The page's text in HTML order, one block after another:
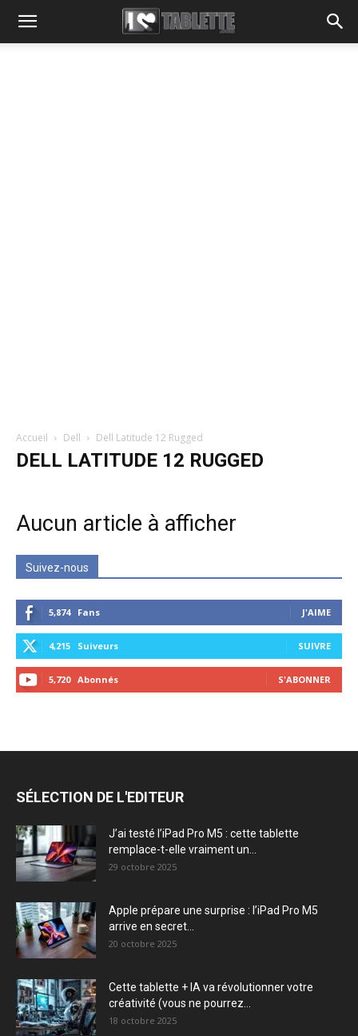
Accueil Dell Dell Latitude 12 Rugged
DELL LATITUDE 12 RUGGED
Aucun article à afficher
Suivez-nous
5,874 Fans J'AIME
4,215 Suiveurs SUIVRE
5,720 Abonnés S'ABONNER
SÉLECTION DE L'EDITEUR
J’ai testé l’iPad Pro M5 : cette tablette
remplace-t-elle vraiment un...
29 octobre 2025
Apple prépare une surprise : l’iPad Pro M5
arrive en secret...
20 octobre 2025
Cette tablette + IA va révolutionner votre
créativité (vous ne pourrez...
18 octobre 2025